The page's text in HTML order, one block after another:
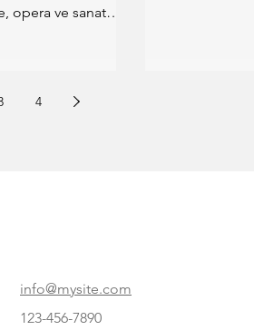
opera ve sanat
4
info@mysite.com
123-456-7890